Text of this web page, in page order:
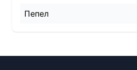
Пепел